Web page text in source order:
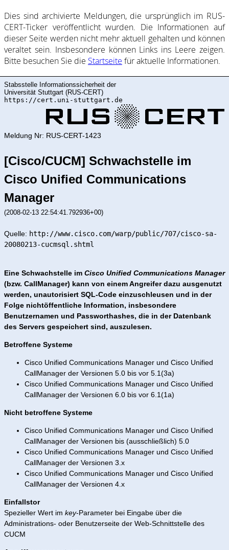
Dies sind ar­chi­vie­rte Mel­dung­en, die ur­sprüng­lich im RUS-
CERT-Ticker ver­öf­fent­licht wur­den. Die In­for­ma­ti­on­en auf
dieser Sei­te wer­den nicht mehr ak­tu­ell ge­halte­n und kön­nen
ver­al­tet sein. Ins­be­son­de­re kön­nen Links ins Lee­re zei­gen.
Bitte be­such­en Sie die Start­sei­te für ak­tu­elle In­for­ma­ti­on­en.
Stabsstelle Informationssicherheit der
Universität Stuttgart (RUS-CERT)
https://cert.uni-stuttgart.de
Meldung Nr: RUS-CERT-1423
[Cisco/CUCM] Schwachstelle im
Cisco Unified Communications
Manager
(2008-02-13 22:54:41.792936+00)
Quelle: http://www.cisco.com/warp/public/707/cisco-sa-
20080213-cucmsql.shtml
Eine Schwachstelle im Cisco Unified Communications Manager
(bzw. CallManager) kann von einem Angreifer dazu ausgenutzt
werden, unautorisiert SQL-Code einzuschleusen und in der
Folge nichtöffentliche Information, insbesondere
Benutzernamen und Passworthashes, die in der Datenbank
des Servers gespeichert sind, auszulesen.
Betroffene Systeme
Cisco Unified Communications Manager und Cisco Unified
CallManager der Versionen 5.0 bis vor 5.1(3a)
Cisco Unified Communications Manager und Cisco Unified
CallManager der Versionen 6.0 bis vor 6.1(1a)
Nicht betroffene Systeme
Cisco Unified Communications Manager und Cisco Unified
CallManager der Versionen bis (ausschließlich) 5.0
Cisco Unified Communications Manager und Cisco Unified
CallManager der Versionen 3.x
Cisco Unified Communications Manager und Cisco Unified
CallManager der Versionen 4.x
Einfallstor
Spezieller Wert im key-Parameter bei Eingabe über die
Administrations- oder Benutzerseite der Web-Schnittstelle des
CUCM